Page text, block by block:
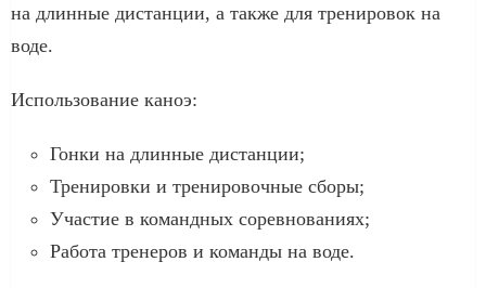
на длинные дистанции, а также для тренировок на
воде.
Использование каноэ:
Гонки на длинные дистанции;
Тренировки и тренировочные сборы;
Участие в командных соревнованиях;
Работа тренеров и команды на воде.